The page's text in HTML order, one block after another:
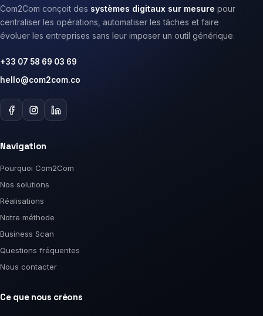
Com2Com conçoit des systèmes digitaux sur mesure pour
centraliser les opérations, automatiser les tâches et faire
évoluer les entreprises sans leur imposer un outil générique.
+33 07 58 69 03 69
hello@com2com.co
Navigation
Pourquoi Com2Com
Nos solutions
Réalisations
Notre méthode
Business Scan
Questions fréquentes
Nous contacter
Ce que nous créons